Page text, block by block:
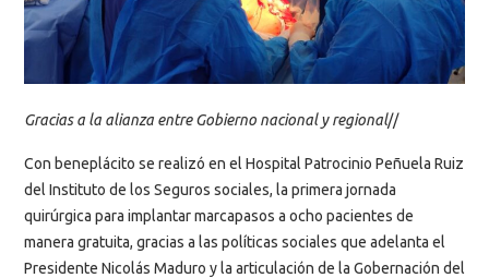
Gracias a la alianza entre Gobierno nacional y regional//
Con beneplácito se realizó en el Hospital Patrocinio Peñuela Ruiz
del Instituto de los Seguros sociales, la primera jornada
quirúrgica para implantar marcapasos a ocho pacientes de
manera gratuita, gracias a las políticas sociales que adelanta el
Presidente Nicolás Maduro y la articulación de la Gobernación del